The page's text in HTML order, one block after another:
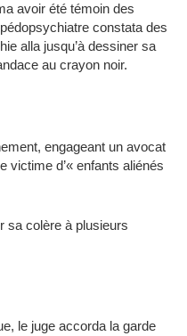
avoir été témoin des
constata des
alla jusqu’à dessiner sa
au crayon noir.
engageant un avocat
victime d’« enfants aliénés
sa colère à plusieurs
le juge accorda la garde